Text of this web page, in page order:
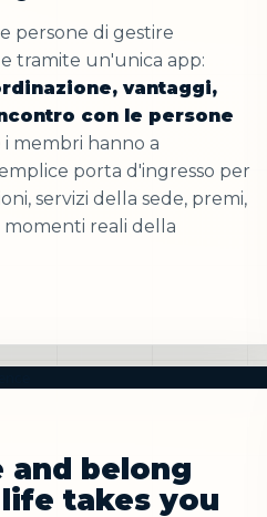
persone di gestire
tramite un'unica app:
vantaggi,
con le persone
i membri hanno a
porta d'ingresso per
servizi della sede, premi,
momenti reali della
and belong
takes you